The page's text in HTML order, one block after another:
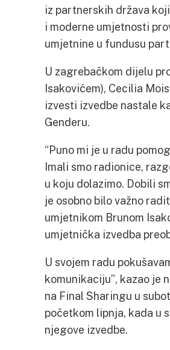
iz partnerskih država
i moderne umjetnosti
umjetnine u fundusu
U zagrebačkom dijelu
Isakovićem), Cecilia
izvesti izvedbe nastale
Genderu.
“Puno mi je u radu
Imali smo radionice,
u koju dolazimo. Dobili
je osobno bilo važno
umjetnikom Brunom
umjetnička izvedba
U svojem radu
komunikaciju”, kazao je
na Final Sharingu u
početkom lipnja, kada u
njegove izvedbe.